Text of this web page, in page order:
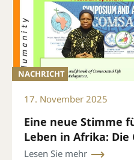
NACHRICHT
17. November 2025
Eine neue Stimme
Leben in Afrika: Die
ihren monatlichen
Lesen Sie mehr